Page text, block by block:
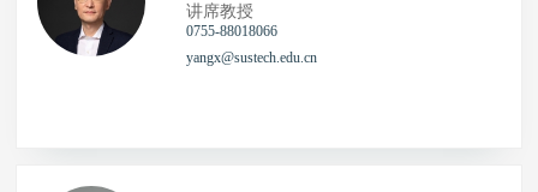
讲席教授
0755-88018066
yangx@sustech.edu.cn